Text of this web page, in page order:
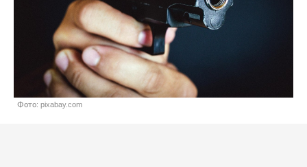
Фото: pixabay.com